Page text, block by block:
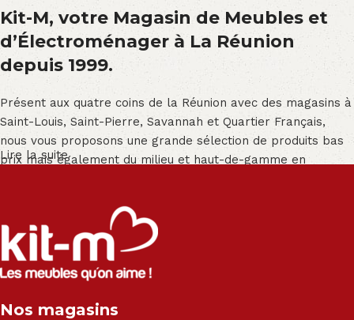
Kit-M, votre Magasin de Meubles et
d’Électroménager à La Réunion
depuis 1999.
Présent aux quatre coins de la Réunion avec des magasins à
Saint-Louis, Saint-Pierre, Savannah et Quartier Français,
nous vous proposons une grande sélection de produits bas
prix mais également du milieu et haut-de-gamme en
Salon angle - Salon convertible - Salon relax - Canapé -
Canapé lit - Cuisine sur-mesure - Fauteuil - Armoire - Table
et chaise - Meuble de salle de bain - Literie - Lit - Bureau -
Électroménager - Télévision led - Réfrigérateur -
- Matelas - Hifi Hitachi, LG, Sharp, Philips, Bosh, Moulinex,
Lire la suite
Nos magasins